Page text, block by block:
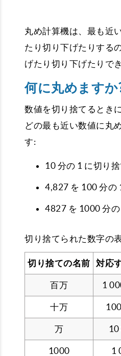
丸め計算機は、最も近
たり切り下げたりする
げたり切り下げたりで
何に丸めますか
数値を切り捨てるとき
どの最も近い数値に丸
す:
10 分の 1 に切り
4,827 を 100 分の
4827 を 1000 分
切り捨てられた数字の
切り捨ての名前 対応
百万 1
十万
万
1000 1